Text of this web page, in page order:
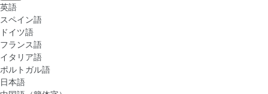
英語
スペイン語
ドイツ語
フランス語
イタリア語
ポルトガル語
日本語